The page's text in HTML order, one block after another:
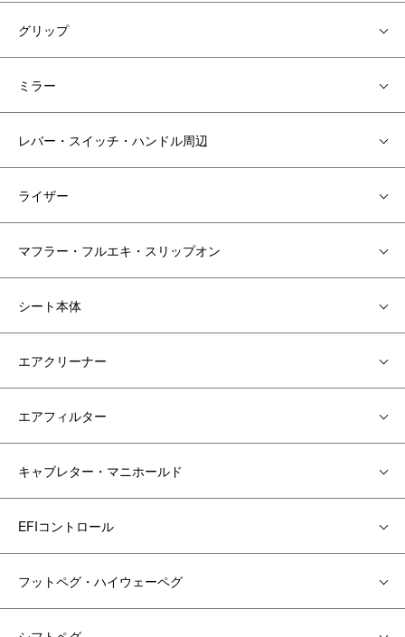
グリップ
ミラー
レバー・スイッチ・ハンドル周辺
ライザー
マフラー・フルエキ・スリップオン
シート本体
エアクリーナー
エアフィルター
キャブレター・マニホールド
EFIコントロール
フットペグ・ハイウェーペグ